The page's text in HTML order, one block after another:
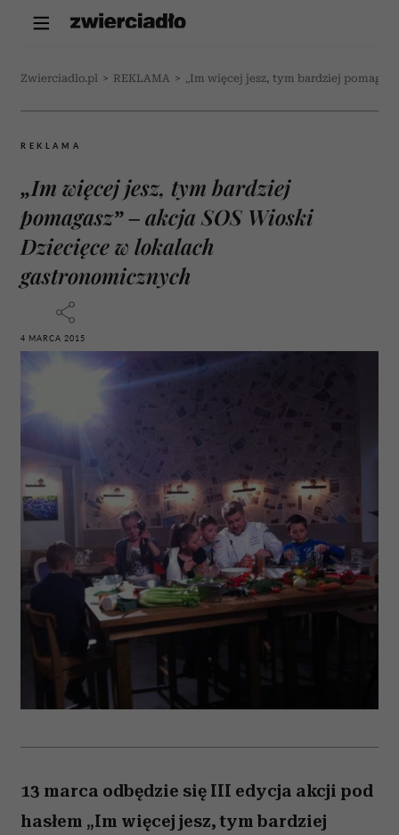
Zwierciadlo.pl > REKLAMA > „Im więcej jesz, tym bardziej
REKLAMA
„Im więcej jesz, tym bardziej
pomagasz” – akcja SOS Wioski
Dziecięce w lokalach
gastronomicznych
4 MARCA 2015
13 marca odbędzie się III edycja akcji pod
hasłem „Im więcej jesz, tym bardziej